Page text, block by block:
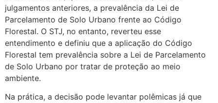
julgamentos anteriores, a prevalência da Lei de
Parcelamento de Solo Urbano frente ao Código
Florestal. O STJ, no entanto, reverteu esse
entendimento e definiu que a aplicação do Código
Florestal tem prevalência sobre a Lei de Parcelamento
de Solo Urbano por tratar de proteção ao meio
ambiente.
Na prática, a decisão pode levantar polêmicas já que